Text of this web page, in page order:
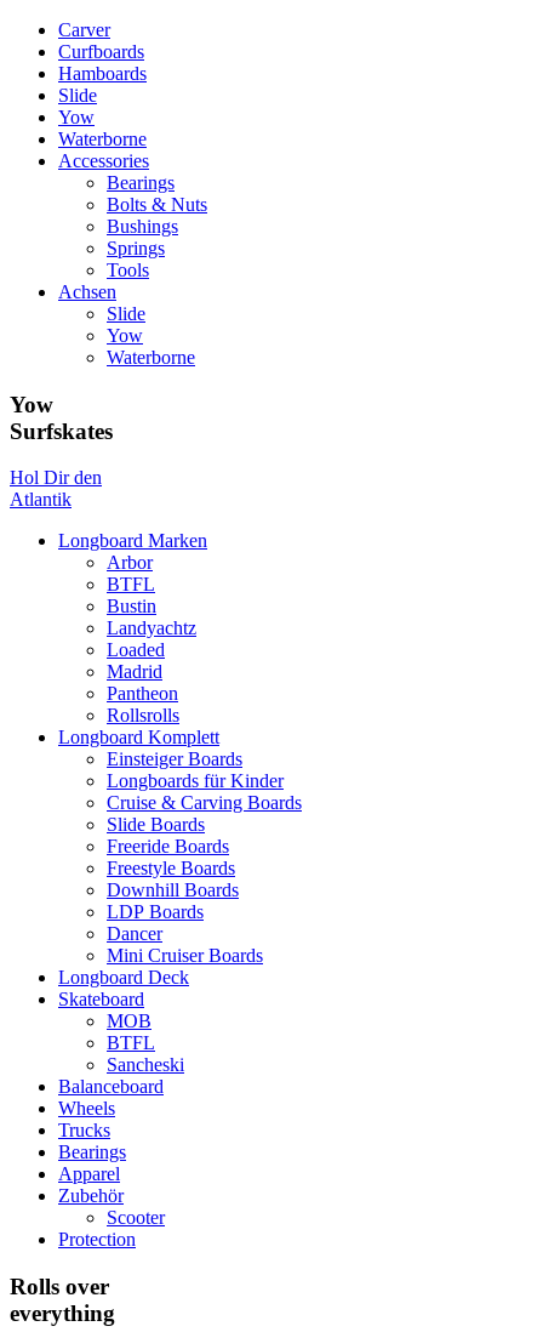
Carver
Curfboards
Hamboards
Slide
Yow
Waterborne
Accessories
Bearings
Bolts & Nuts
Bushings
Springs
Tools
Achsen
Slide
Yow
Waterborne
Yow
Surfskates
Hol Dir den
Atlantik
Longboard Marken
Arbor
BTFL
Bustin
Landyachtz
Loaded
Madrid
Pantheon
Rollsrolls
Longboard Komplett
Einsteiger Boards
Longboards für Kinder
Cruise & Carving Boards
Slide Boards
Freeride Boards
Freestyle Boards
Downhill Boards
LDP Boards
Dancer
Mini Cruiser Boards
Longboard Deck
Skateboard
MOB
BTFL
Sancheski
Balanceboard
Wheels
Trucks
Bearings
Apparel
Zubehör
Scooter
Protection
Rolls over
everything